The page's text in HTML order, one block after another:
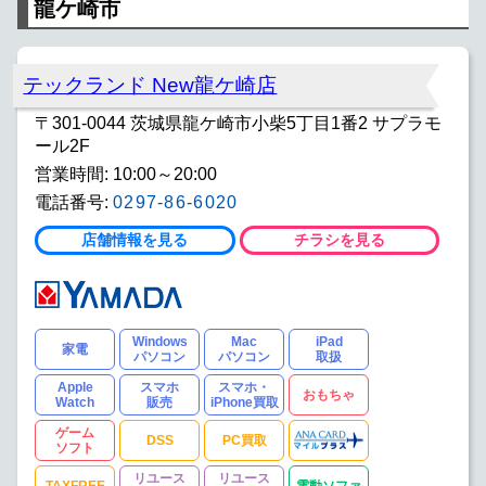
龍ケ崎市
テックランド New龍ケ崎店
〒301-0044 茨城県龍ケ崎市小柴5丁目1番2 サプラモ
ール2F
営業時間: 10:00～20:00
電話番号: 0297-86-6020
店舗情報を見る チラシを見る
家電
Windows
パソコン
Mac
パソコン
iPad
取扱
Apple
Watch
スマホ
販売
スマホ・
iPhone買取
おもちゃ
ゲーム
ソフト
DSS PC買取
リユース リユース